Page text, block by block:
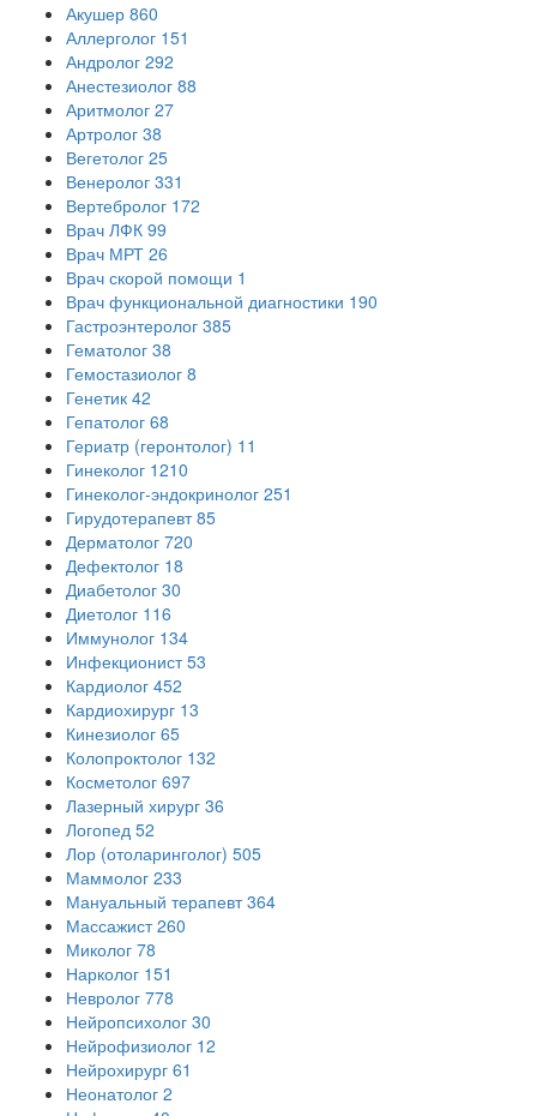
Акушер 860
Аллерголог 151
Андролог 292
Анестезиолог 88
Аритмолог 27
Артролог 38
Вегетолог 25
Венеролог 331
Вертебролог 172
Врач ЛФК 99
Врач МРТ 26
Врач скорой помощи 1
Врач функциональной диагностики 190
Гастроэнтеролог 385
Гематолог 38
Гемостазиолог 8
Генетик 42
Гепатолог 68
Гериатр (геронтолог) 11
Гинеколог 1210
Гинеколог-эндокринолог 251
Гирудотерапевт 85
Дерматолог 720
Дефектолог 18
Диабетолог 30
Диетолог 116
Иммунолог 134
Инфекционист 53
Кардиолог 452
Кардиохирург 13
Кинезиолог 65
Колопроктолог 132
Косметолог 697
Лазерный хирург 36
Логопед 52
Лор (отоларинголог) 505
Маммолог 233
Мануальный терапевт 364
Массажист 260
Миколог 78
Нарколог 151
Невролог 778
Нейропсихолог 30
Нейрофизиолог 12
Нейрохирург 61
Неонатолог 2